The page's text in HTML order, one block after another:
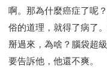
啊。那為什麼癌症了呢
俗的道理，就得了病了
掰過來，為啥？腦袋超
要告訴他，他還不爽。